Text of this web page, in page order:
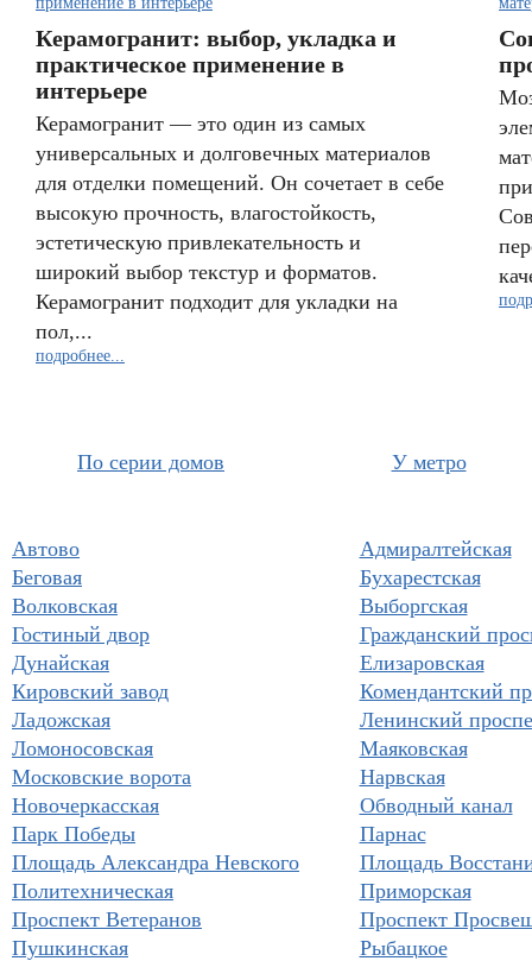
Керамогранит: выбор, укладка и
практическое применение в
интерьере
Керамогранит — это один из самых
универсальных и долговечных материалов
для отделки помещений. Он сочетает в себе
высокую прочность, влагостойкость,
эстетическую привлекательность и
широкий выбор текстур и форматов.
Керамогранит подходит для укладки на
пол,...
подробнее...
По серии домов У метро
Автово
Адмиралтейская
Беговая
Бухарестская
Волковская
Выборгская
Гостиный двор
Гражданский
Дунайская
Елизаровская
Кировский завод
Комендантский
Ладожская
Ленинский
Ломоносовская
Маяковская
Московские ворота
Нарвская
Новочеркасская
Обводный канал
Парк Победы
Парнас
Площадь Александра Невского
Площадь
Политехническая
Приморская
Проспект Ветеранов
Проспект
Пушкинская
Рыбацкое